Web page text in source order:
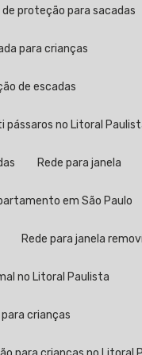
proteção para sacadas
para crianças
de escadas
pássaros no Litoral
Rede para janela
em São Paulo
Rede para janela
no Litoral Paulista
para crianças